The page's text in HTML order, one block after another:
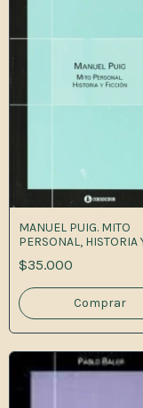
MANUEL PUIG. MITO
PERSONAL, HISTORIA
FICCION 1A.ED
$35.000